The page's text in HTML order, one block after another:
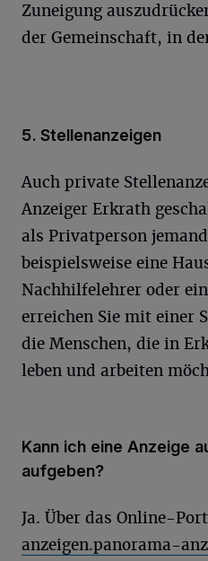
Zuneigung
der Gemeinschaft, in
5. Stellenanzeigen
Auch private
Anzeiger Erkrath
als Privatperson
beispielsweise eine
Nachhilfelehrer oder
erreichen Sie mit einer
die Menschen, die in
leben und arbeiten
Kann ich eine Anzeige
aufgeben?
Ja. Über das Online-
anzeigen.panorama-